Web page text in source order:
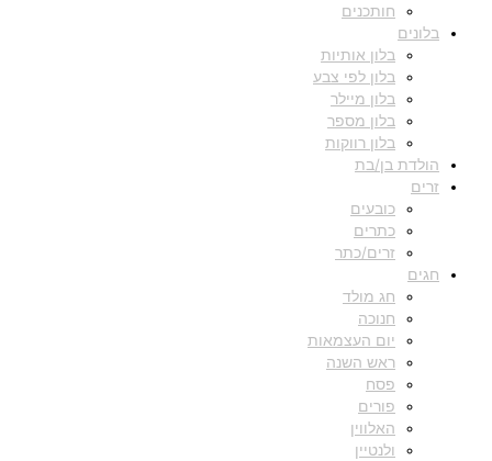
חותכנים
בלונים
בלון אותיות
בלון לפי צבע
בלון מיילר
בלון מספר
בלון רווקות
הולדת בן/בת
זרים
כובעים
כתרים
זרים/כתר
חגים
חג מולד
חנוכה
יום העצמאות
ראש השנה
פסח
פורים
האלווין
ולנטיין